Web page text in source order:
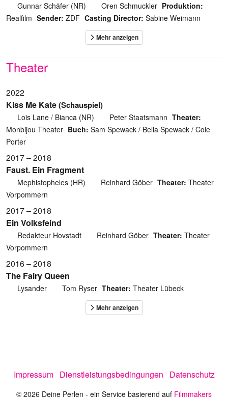
Gunnar Schäfer (NR) Oren Schmuckler Produktion:
Realfilm Sender: ZDF Casting Director: Sabine Weimann
Theater
2022
Kiss Me Kate(Schauspiel)
Lois Lane / Bianca (NR) Peter Staatsmann Theater:
Monbijou Theater Buch: Sam Spewack / Bella Spewack / Cole
Porter
2017 – 2018
Faust. Ein Fragment
Mephistopheles (HR) Reinhard Göber Theater: Theater
Vorpommern
2017 – 2018
Ein Volksfeind
Redakteur Hovstadt Reinhard Göber Theater: Theater
Vorpommern
2016 – 2018
The Fairy Queen
Lysander Tom Ryser Theater: Theater Lübeck
Impressum Dienstleistungsbedingungen Datenschutz
© 2026 Deine Perlen - ein Service basierend auf Filmmakers